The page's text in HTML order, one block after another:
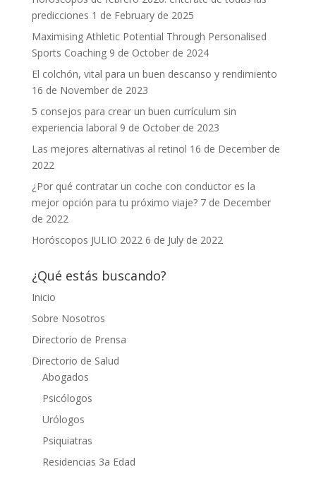
predicciones 1 de February de 2025
Maximising Athletic Potential Through Personalised
Sports Coaching 9 de October de 2024
El colchón, vital para un buen descanso y rendimiento
16 de November de 2023
5 consejos para crear un buen currículum sin
experiencia laboral 9 de October de 2023
Las mejores alternativas al retinol 16 de December de
2022
¿Por qué contratar un coche con conductor es la
mejor opción para tu próximo viaje? 7 de December
de 2022
Horóscopos JULIO 2022 6 de July de 2022
¿Qué estás buscando?
Inicio
Sobre Nosotros
Directorio de Prensa
Directorio de Salud
Abogados
Psicólogos
Urólogos
Psiquiatras
Residencias 3a Edad